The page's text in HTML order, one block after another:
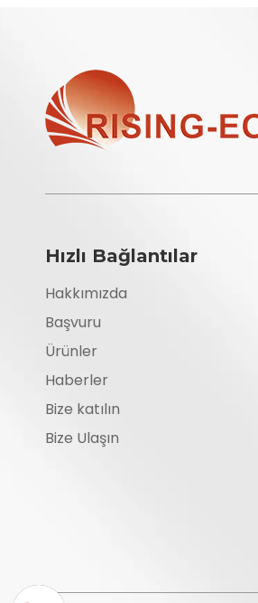
Hızlı Bağlantılar
Hakkımızda
Başvuru
Ürünler
Haberler
Bize katılın
Bize Ulaşın